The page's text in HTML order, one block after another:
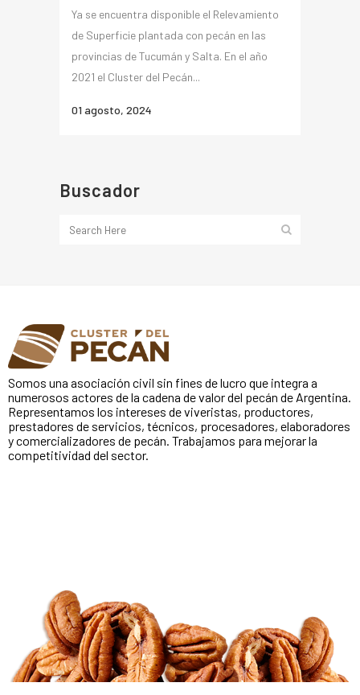
Ya se encuentra disponible el Relevamiento
de Superficie plantada con pecán en las
provincias de Tucumán y Salta. En el año
2021 el Cluster del Pecán...
01 agosto, 2024
Buscador
Somos una asociación civil sin fines de lucro que integra a
numerosos actores de la cadena de valor del pecán de Argentina.
Representamos los intereses de viveristas, productores,
prestadores de servicios, técnicos, procesadores, elaboradores
y comercializadores de pecán. Trabajamos para mejorar la
competitividad del sector.